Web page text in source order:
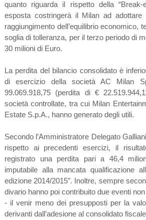
quanto riguarda il rispetto della
esposta costringerà il Milan ad
raggiungimento dell’equilibrio economico,
soglia di tolleranza, per il terzo periodo di
30 milioni di Euro.
La perdita del bilancio consolidato è
di esercizio della società AC Milan
99.069.918,75 (perdita di €
società controllate, tra cui Milan
Estate S.p.A., hanno generato degli utili.
Secondo l’Amministratore Delegato
rispetto ai precedenti esercizi, il
registrato una perdita pari a 46,4
imputabile alla mancata qualificazione
edizione 2014/2015”. Inoltre, sempre
divario hanno poi contribuito due eventi
- il venir meno dei presupposti per la
derivanti dall’adesione al consolidato